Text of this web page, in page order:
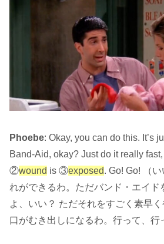
Phoebe: Okay, you can do this. It’s
Band-Aid, okay? Just do it really
②wound is ③exposed. Go! Go! （
れができるわ。ただバンド・エイド
よ、いい？ ただそれをすごく素早
口がむき出しになるわ。行って、行